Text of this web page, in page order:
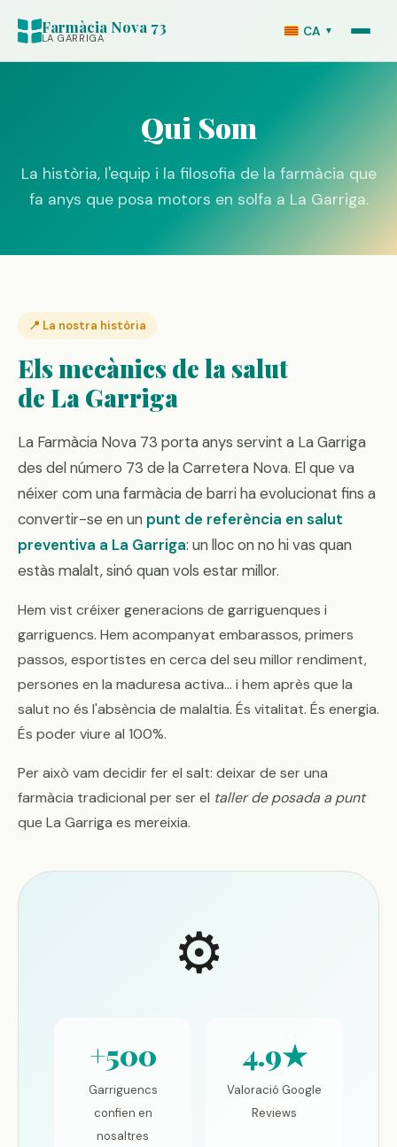
Farmàcia Nova 73
LA GARRIGA CA ▼
Qui Som
La història, l'equip i la filosofia de la farmàcia que
fa anys que posa motors en solfa a La Garriga.
📍 La nostra història
Els mecànics de la salut
de La Garriga
La Farmàcia Nova 73 porta anys servint a La Garriga
des del número 73 de la Carretera Nova. El que va
néixer com una farmàcia de barri ha evolucionat fins a
convertir-se en un punt de referència en salut
preventiva a La Garriga: un lloc on no hi vas quan
estàs malalt, sinó quan vols estar millor.
Hem vist créixer generacions de garriguenques i
garriguencs. Hem acompanyat embarassos, primers
passos, esportistes en cerca del seu millor rendiment,
persones en la maduresa activa... i hem après que la
salut no és l'absència de malaltia. És vitalitat. És energia.
És poder viure al 100%.
Per això vam decidir fer el salt: deixar de ser una
farmàcia tradicional per ser el taller de posada a punt
que La Garriga es mereixia.
⚙️
+500
Garriguencs
confien en
nosaltres
4.9★
Valoració Google
Reviews